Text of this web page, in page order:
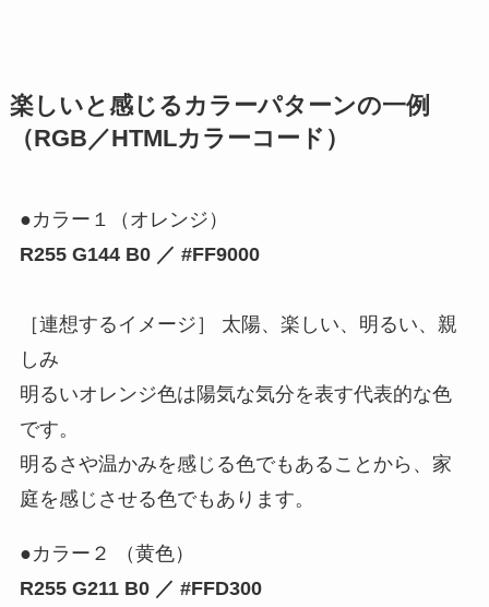
楽しいと感じるカラーパターンの一例
（RGB／HTMLカラーコード）
●カラー１（オレンジ）
R255 G144 B0 ／ #FF9000
［連想するイメージ］ 太陽、楽しい、明るい、親
しみ
明るいオレンジ色は陽気な気分を表す代表的な色
です。
明るさや温かみを感じる色でもあることから、家
庭を感じさせる色でもあります。
●カラー２ （黄色）
R255 G211 B0 ／ #FFD300